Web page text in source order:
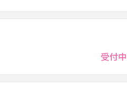
受付中